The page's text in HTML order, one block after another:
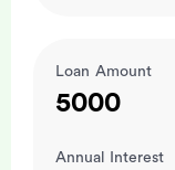
Loan Amount
5000
Annual Interest